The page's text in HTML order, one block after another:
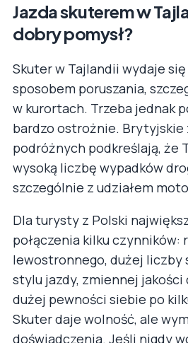
Jazda skuterem w
dobry pomysł?
Skuter w Tajlandii wydaje
sposobem poruszania,
w kurortach. Trzeba jednak
bardzo ostrożnie. Brytyjskie
podróżnych podkreślają, że
wysoką liczbę wypadków
szczególnie z udziałem
Dla turysty z Polski
połączenia kilku czynników:
lewostronnego, dużej liczby
stylu jazdy, zmiennej
dużej pewności siebie po
Skuter daje wolność, ale
doświadczenia. Jeśli nigdy